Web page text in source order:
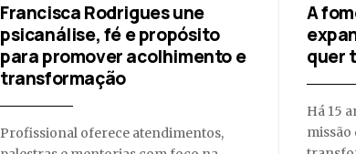
Francisca Rodrigues une
psicanálise, fé e propósito
para promover acolhimento e
transformação
Profissional oferece atendimentos,
A
quer
Há 15
missão